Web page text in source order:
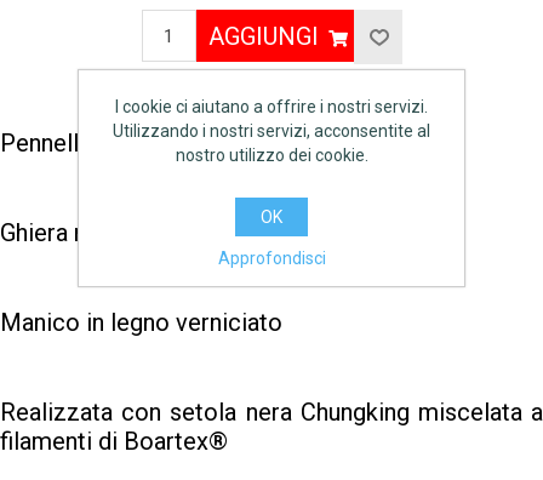
AGGIUNGI
Pennellessa professionale
Ghiera ramata
Manico in legno verniciato
Realizzata con setola nera Chungking miscelata a
filamenti di Boartex®
I cookie ci aiutano a offrire i nostri servizi.
Utilizzando i nostri servizi, acconsentite al
nostro utilizzo dei cookie.
OK
Approfondisci